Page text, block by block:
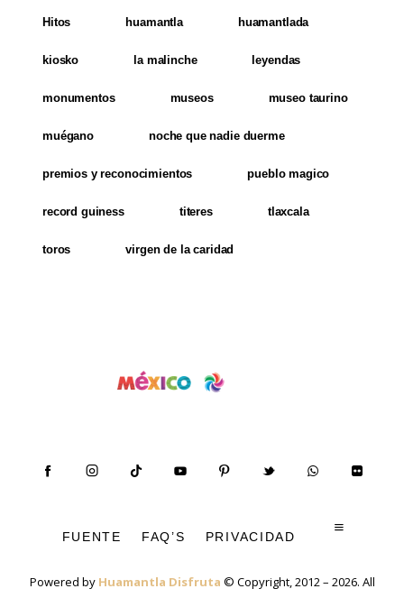
Hitos huamantla huamantlada
kiosko la malinche leyendas
monumentos museos museo taurino
muégano noche que nadie duerme
premios y reconocimientos pueblo magico
record guiness titeres tlaxcala
toros virgen de la caridad
FUENTE FAQ’S PRIVACIDAD
Powered by Huamantla Disfruta © Copyright, 2012 – 2026. All